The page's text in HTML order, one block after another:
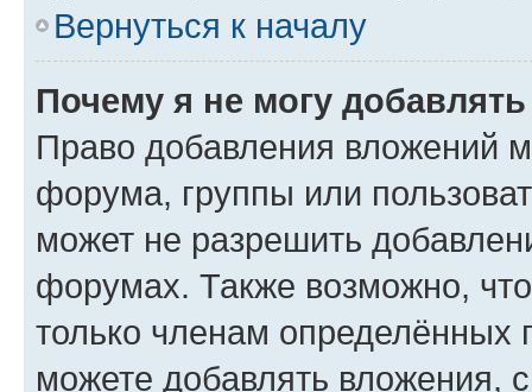
Вернуться к началу
Почему я не могу
Право добавления вложений
форума, группы или
может не разрешить
форумах. Также возможно,
только членам определённых
можете добавлять вложения,